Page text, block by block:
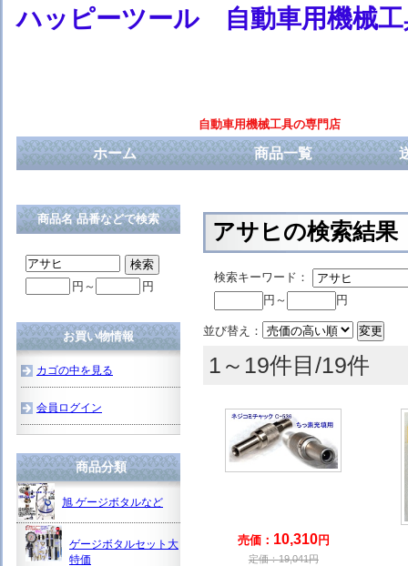
ハッピーツール 自動車用機械工
自動車用機械工具の専門店
ホーム 商品一覧
アサヒの検索結果
検索キーワード：
円～
円
並び替え：
1～19件目/19件
売価： 10,310円
定価：19,041円
商品名 品番などで検索
円～ 円
お買い物情報
カゴの中を見る
会員ログイン
商品分類
旭 ゲージボタルなど
ゲージボタルセット大
特価